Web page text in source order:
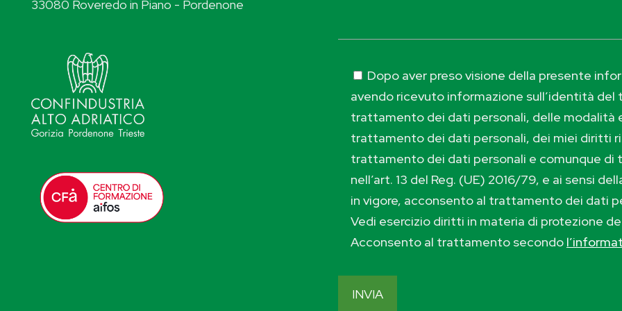
33080 Roveredo in Piano - Pordenone
Dopo aver preso visione della presente
avendo ricevuto informazione sull’identità del
trattamento dei dati personali, delle modalità
trattamento dei dati personali, dei miei diritti
trattamento dei dati personali e comunque
nell’art. 13 del Reg. (UE) 2016/79, e ai sensi
in vigore, acconsento al trattamento dei dati
Vedi esercizio diritti in materia di protezione
Acconsento al trattamento secondo